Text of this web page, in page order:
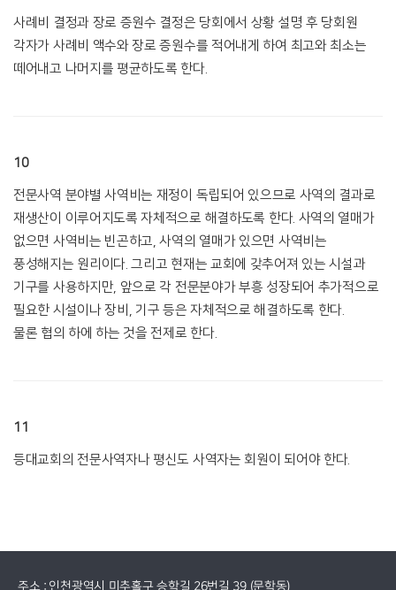
사례비 결정과 장로 증원수 결정은 당회에서 상황 설명 후 당회원
각자가 사례비 액수와 장로 증원수를 적어내게 하여 최고와 최소는
떼어내고 나머지를 평균하도록 한다.
10
전문사역 분야별 사역비는 재정이 독립되어 있으므로 사역의 결과로
재생산이 이루어지도록 자체적으로 해결하도록 한다. 사역의 열매가
없으면 사역비는 빈곤하고, 사역의 열매가 있으면 사역비는
풍성해지는 원리이다. 그리고 현재는 교회에 갖추어져 있는 시설과
기구를 사용하지만, 앞으로 각 전문분야가 부흥 성장되어 추가적으로
필요한 시설이나 장비, 기구 등은 자체적으로 해결하도록 한다.
물론 협의 하에 하는 것을 전제로 한다.
11
등대교회의 전문사역자나 평신도 사역자는 회원이 되어야 한다.
주소 : 인천광역시 미추홀구 승학길 26번길 39 (문학동)